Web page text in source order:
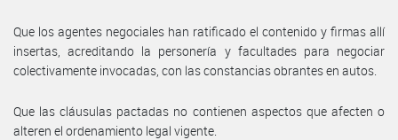
Que los agentes negociales han ratificado el contenido y firmas allí
insertas, acreditando la personería y facultades para negociar
colectivamente invocadas, con las constancias obrantes en autos.
Que las cláusulas pactadas no contienen aspectos que afecten o
alteren el ordenamiento legal vigente.